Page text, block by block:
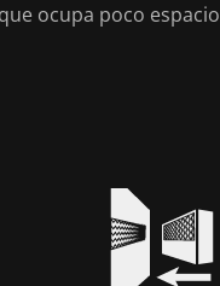
ocupa poco espacio